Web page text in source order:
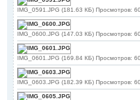
IMG_0591.JPG (181.63 КБ) Просмотров:
IMG_0600.JPG (147.03 КБ) Просмотров:
IMG_0601.JPG (169.84 КБ) Просмотров:
IMG_0603.JPG (182.39 КБ) Просмотров: